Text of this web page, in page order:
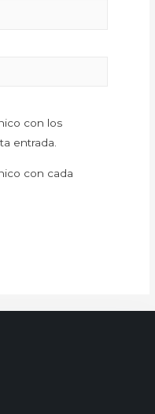
con los
entrada.
con cada